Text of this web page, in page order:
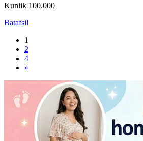
Kunlik 100.000
Batafsil
1
2
4
»